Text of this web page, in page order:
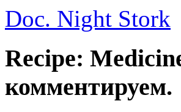
Doc. Night Stork
Recipe:
комментируем.